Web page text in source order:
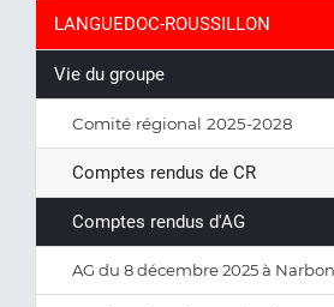
LANGUEDOC-ROUSSILLON
Vie du groupe
Comité régional 2025-2028
Comptes rendus de CR
Comptes rendus d'AG
AG du 8 décembre 2025 à